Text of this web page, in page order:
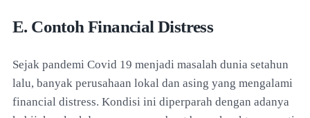
E. Contoh Financial Distress
Sejak pandemi Covid 19 menjadi masalah dunia setahun
lalu, banyak perusahaan lokal dan asing yang mengalami
financial distress. Kondisi ini diperparah dengan adanya